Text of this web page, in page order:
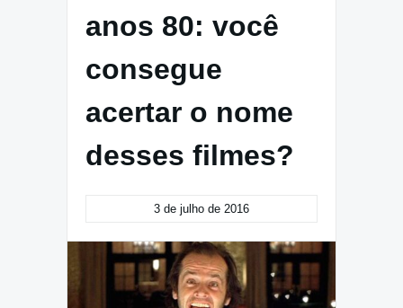
anos 80: você
consegue
acertar o nome
desses filmes?
3 de julho de 2016